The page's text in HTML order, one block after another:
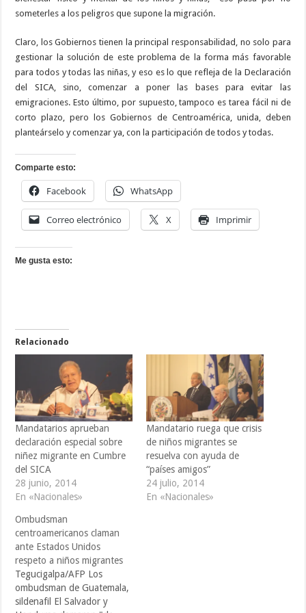
someterles a los peligros que supone la migración.
Claro, los Gobiernos tienen la principal responsabilidad, no solo para
gestionar la solución de este problema de la forma más favorable
para todos y todas las niñas, y eso es lo que refleja de la Declaración
del SICA, sino, comenzar a poner las bases para evitar las
emigraciones. Esto último, por supuesto, tampoco es tarea fácil ni de
corto plazo, pero los Gobiernos de Centroamérica, unida, deben
planteárselo y comenzar ya, con la participación de todos y todas.
Comparte esto:
Facebook WhatsApp
Correo electrónico X Imprimir
Me gusta esto:
Relacionado
Mandatarios aprueban
declaración especial sobre
niñez migrante en Cumbre
del SICA
28 junio, 2014
En «Nacionales»
Mandatario ruega que crisis
de niños migrantes se
resuelva con ayuda de
“países amigos”
24 julio, 2014
En «Nacionales»
Ombudsman
centroamericanos claman
ante Estados Unidos
respeto a niños migrantes
Tegucigalpa/AFP Los
ombudsman de Guatemala,
sildenafil El Salvador y